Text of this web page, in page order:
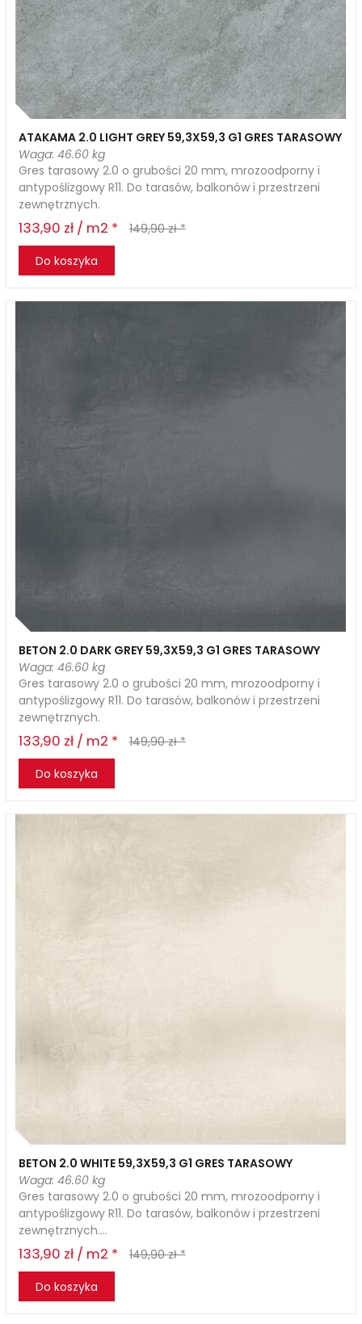
ATAKAMA 2.0 LIGHT GREY 59,3X59,3 G1 GRES TARASOWY
Waga: 46.60 kg
Gres tarasowy 2.0 o grubości 20 mm, mrozoodporny i
antypoślizgowy R11. Do tarasów, balkonów i przestrzeni
zewnętrznych.
133,90 zł / m2 *
149,90 zł *
Do koszyka
BETON 2.0 DARK GREY 59,3X59,3 G1 GRES TARASOWY
Waga: 46.60 kg
Gres tarasowy 2.0 o grubości 20 mm, mrozoodporny i
antypoślizgowy R11. Do tarasów, balkonów i przestrzeni
zewnętrznych.
133,90 zł / m2 *
149,90 zł *
Do koszyka
BETON 2.0 WHITE 59,3X59,3 G1 GRES TARASOWY
Waga: 46.60 kg
Gres tarasowy 2.0 o grubości 20 mm, mrozoodporny i
antypoślizgowy R11. Do tarasów, balkonów i przestrzeni
zewnętrznych....
133,90 zł / m2 *
149,90 zł *
Do koszyka